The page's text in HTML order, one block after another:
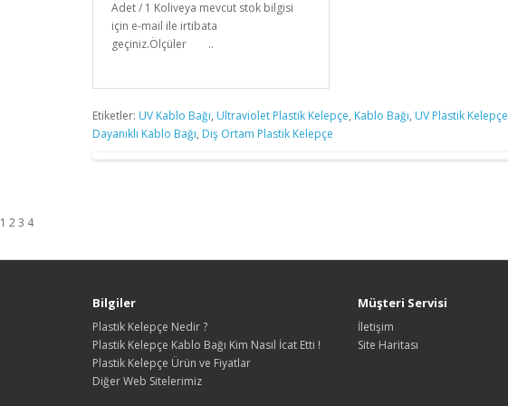
Adet / 1 Koliveya mevcut stok bilgisi
için e-mail ile irtibata
geçiniz.Ölçüler ..
Etiketler: UV Kablo Bağı, Ultraviolet Plastik Kelepçe, Kablo Bağı, UV Plastik Kelepçe
Dayanıklı Kablo Bağı, Dış Ortam Plastik Kelepçe
1 2 3 4
Bilgiler
Plastik Kelepçe Nedir ?
Plastik Kelepçe Kablo Bağı Kim Nasıl İcat Etti !
Plastik Kelepçe Ürün ve Fiyatlar
Diğer Web Sitelerimiz
Müşteri Servisi
İletişim
Site Haritası